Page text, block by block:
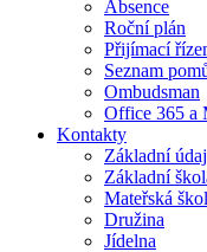
Absence
Roční plán
Přijímací
Seznam
Ombudsman
Office 365 a
Kontakty
Základní
Základní
Mateřská
Družina
Jídelna